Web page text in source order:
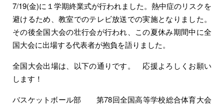
7/19(金)に１学期終業式が行われました。熱中症のリスクを
避けるため、教室でのテレビ放送での実施となりました。
その後全国大会の壮行会が行われ、この夏休み期間中に全
国大会に出場する代表者が抱負を語りました。
全国大会出場は、以下の通りです。 応援よろしくお願い
します！
バスケットボール部 第78回全国高等学校総合体育大会